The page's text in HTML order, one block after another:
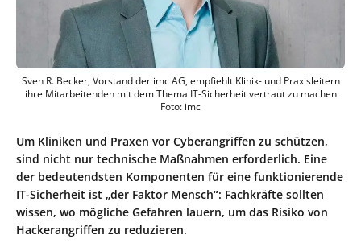
Sven R. Becker, Vorstand der imc AG, empfiehlt Klinik- und Praxisleitern
ihre Mitarbeitenden mit dem Thema IT-Sicherheit vertraut zu machen
Foto: imc
Um Kliniken und Praxen vor Cyberangriffen zu schützen,
sind nicht nur technische Maßnahmen erforderlich. Eine
der bedeutendsten Komponenten für eine funktionierende
IT-Sicherheit ist „der Faktor Mensch“: Fachkräfte sollten
wissen, wo mögliche Gefahren lauern, um das Risiko von
Hackerangriffen zu reduzieren.